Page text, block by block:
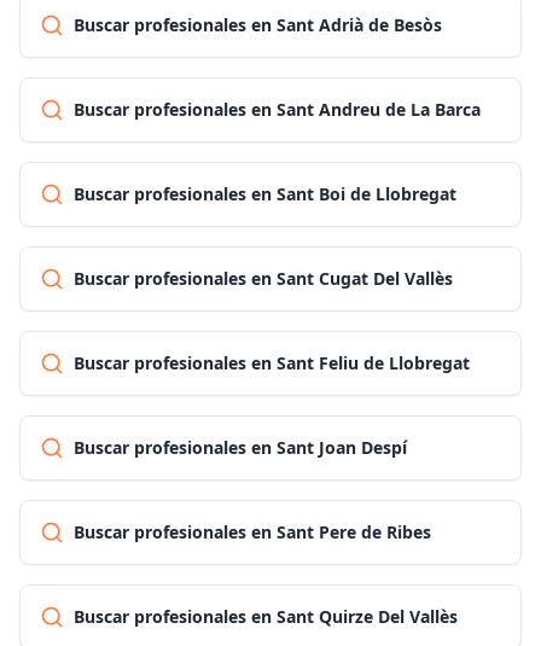
Buscar profesionales en Sant Adrià de Besòs
Buscar profesionales en Sant Andreu de La Barca
Buscar profesionales en Sant Boi de Llobregat
Buscar profesionales en Sant Cugat Del Vallès
Buscar profesionales en Sant Feliu de Llobregat
Buscar profesionales en Sant Joan Despí
Buscar profesionales en Sant Pere de Ribes
Buscar profesionales en Sant Quirze Del Vallès